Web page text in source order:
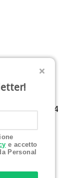
1 - 47824
e accetto
Personal